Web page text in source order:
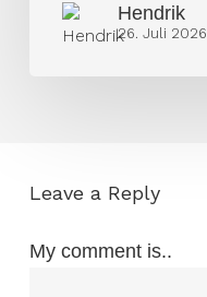
AFLE-
Hendrik
26. Juli 2026
Leave a Reply
My comment is..